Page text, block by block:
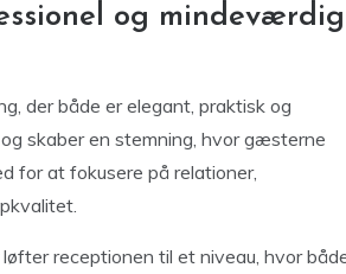
og mindeværdig
der både er elegant, praktisk og
skaber en stemning, hvor gæsterne
for at fokusere på relationer,
receptionen til et niveau, hvor